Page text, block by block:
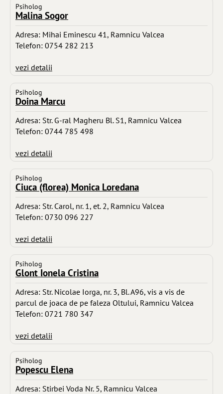
Psiholog
Malina Sogor
Adresa: Mihai Eminescu 41, Ramnicu Valcea
Telefon: 0754 282 213
vezi detalii
Psiholog
Doina Marcu
Adresa: Str. G-ral Magheru Bl. S1, Ramnicu Valcea
Telefon: 0744 785 498
vezi detalii
Psiholog
Ciuca (florea) Monica Loredana
Adresa: Str. Carol, nr. 1, et. 2, Ramnicu Valcea
Telefon: 0730 096 227
vezi detalii
Psiholog
Glont Ionela Cristina
Adresa: Str. Nicolae Iorga, nr. 3, Bl. A96, vis a vis de
parcul de joaca de pe faleza Oltului, Ramnicu Valcea
Telefon: 0721 780 347
vezi detalii
Psiholog
Popescu Elena
Adresa: Stirbei Voda Nr. 5, Ramnicu Valcea